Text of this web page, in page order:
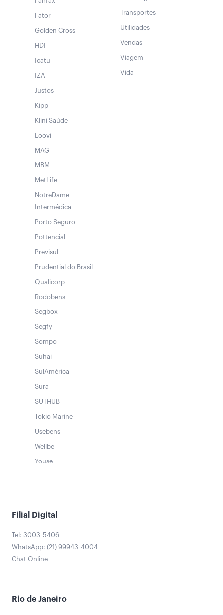
Fator
Golden Cross
HDI
Icatu
IZA
Justos
Kipp
Klini Saúde
Loovi
MAG
MBM
MetLife
NotreDame
Intermédica
Porto Seguro
Pottencial
Previsul
Prudential do Brasil
Qualicorp
Rodobens
Segbox
Segfy
Sompo
Suhai
SulAmérica
Sura
SUTHUB
Tokio Marine
Usebens
Wellbe
Youse
Transportes
Utilidades
Vendas
Viagem
Vida
Filial Digital
Tel: 3003-5406
WhatsApp: (21) 99943-4004
Chat Online
Rio de Janeiro